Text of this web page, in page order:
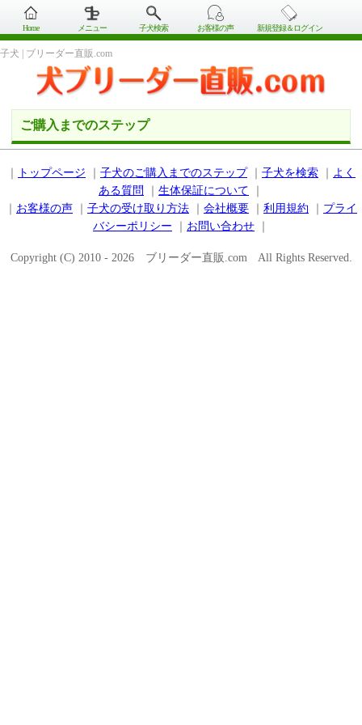
Home メニュー 子犬検索 お客様の声 新規登録＆ログイン
子犬 | ブリーダー直販.com
ご購入までのステップ
｜ トップページ ｜ 子犬のご購入までのステップ｜ 子犬を検索 ｜ よく
ある質問
｜ 生体保証について ｜
｜ お客様の声 ｜ 子犬の受け取り方法 ｜ 会社概要 ｜ 利用規約 ｜ プライ
バシーポリシー ｜ お問い合わせ ｜
Copyright (C) 2010 - 2026 ブリーダー直販.com All Rights Reserved.